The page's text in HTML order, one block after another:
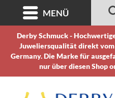
Derby Schmuck -
Juweliersqualität direkt
Germany. Die Marke für
nur über diesen Shop
MENÜ